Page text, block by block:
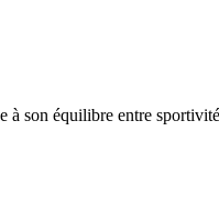
son équilibre entre